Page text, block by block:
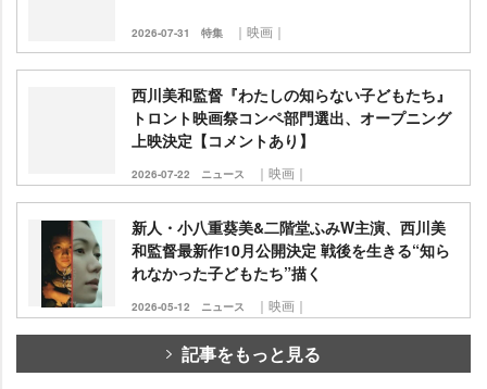
2026-07-31 特集 ｜映画｜
西川美和監督『わたしの知らない子どもたち』
トロント映画祭コンペ部門選出、オープニング
上映決定【コメントあり】
2026-07-22 ニュース ｜映画｜
新人・小八重葵美&二階堂ふみW主演、西川美
和監督最新作10月公開決定 戦後を生きる“知ら
れなかった子どもたち”描く
2026-05-12 ニュース ｜映画｜
記事をもっと見る